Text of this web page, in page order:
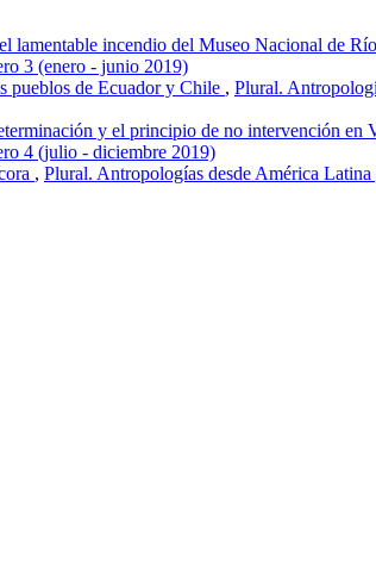
lamentable incendio del Museo Nacional de
3 (enero - junio 2019)
pueblos de Ecuador y Chile , Plural.
y el principio de no intervención en
4 (julio - diciembre 2019)
, Plural. Antropologías desde América